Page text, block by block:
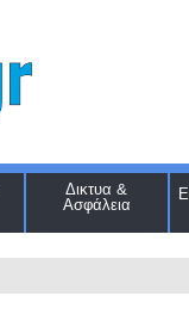
Δικτυα &
Ασφάλεια